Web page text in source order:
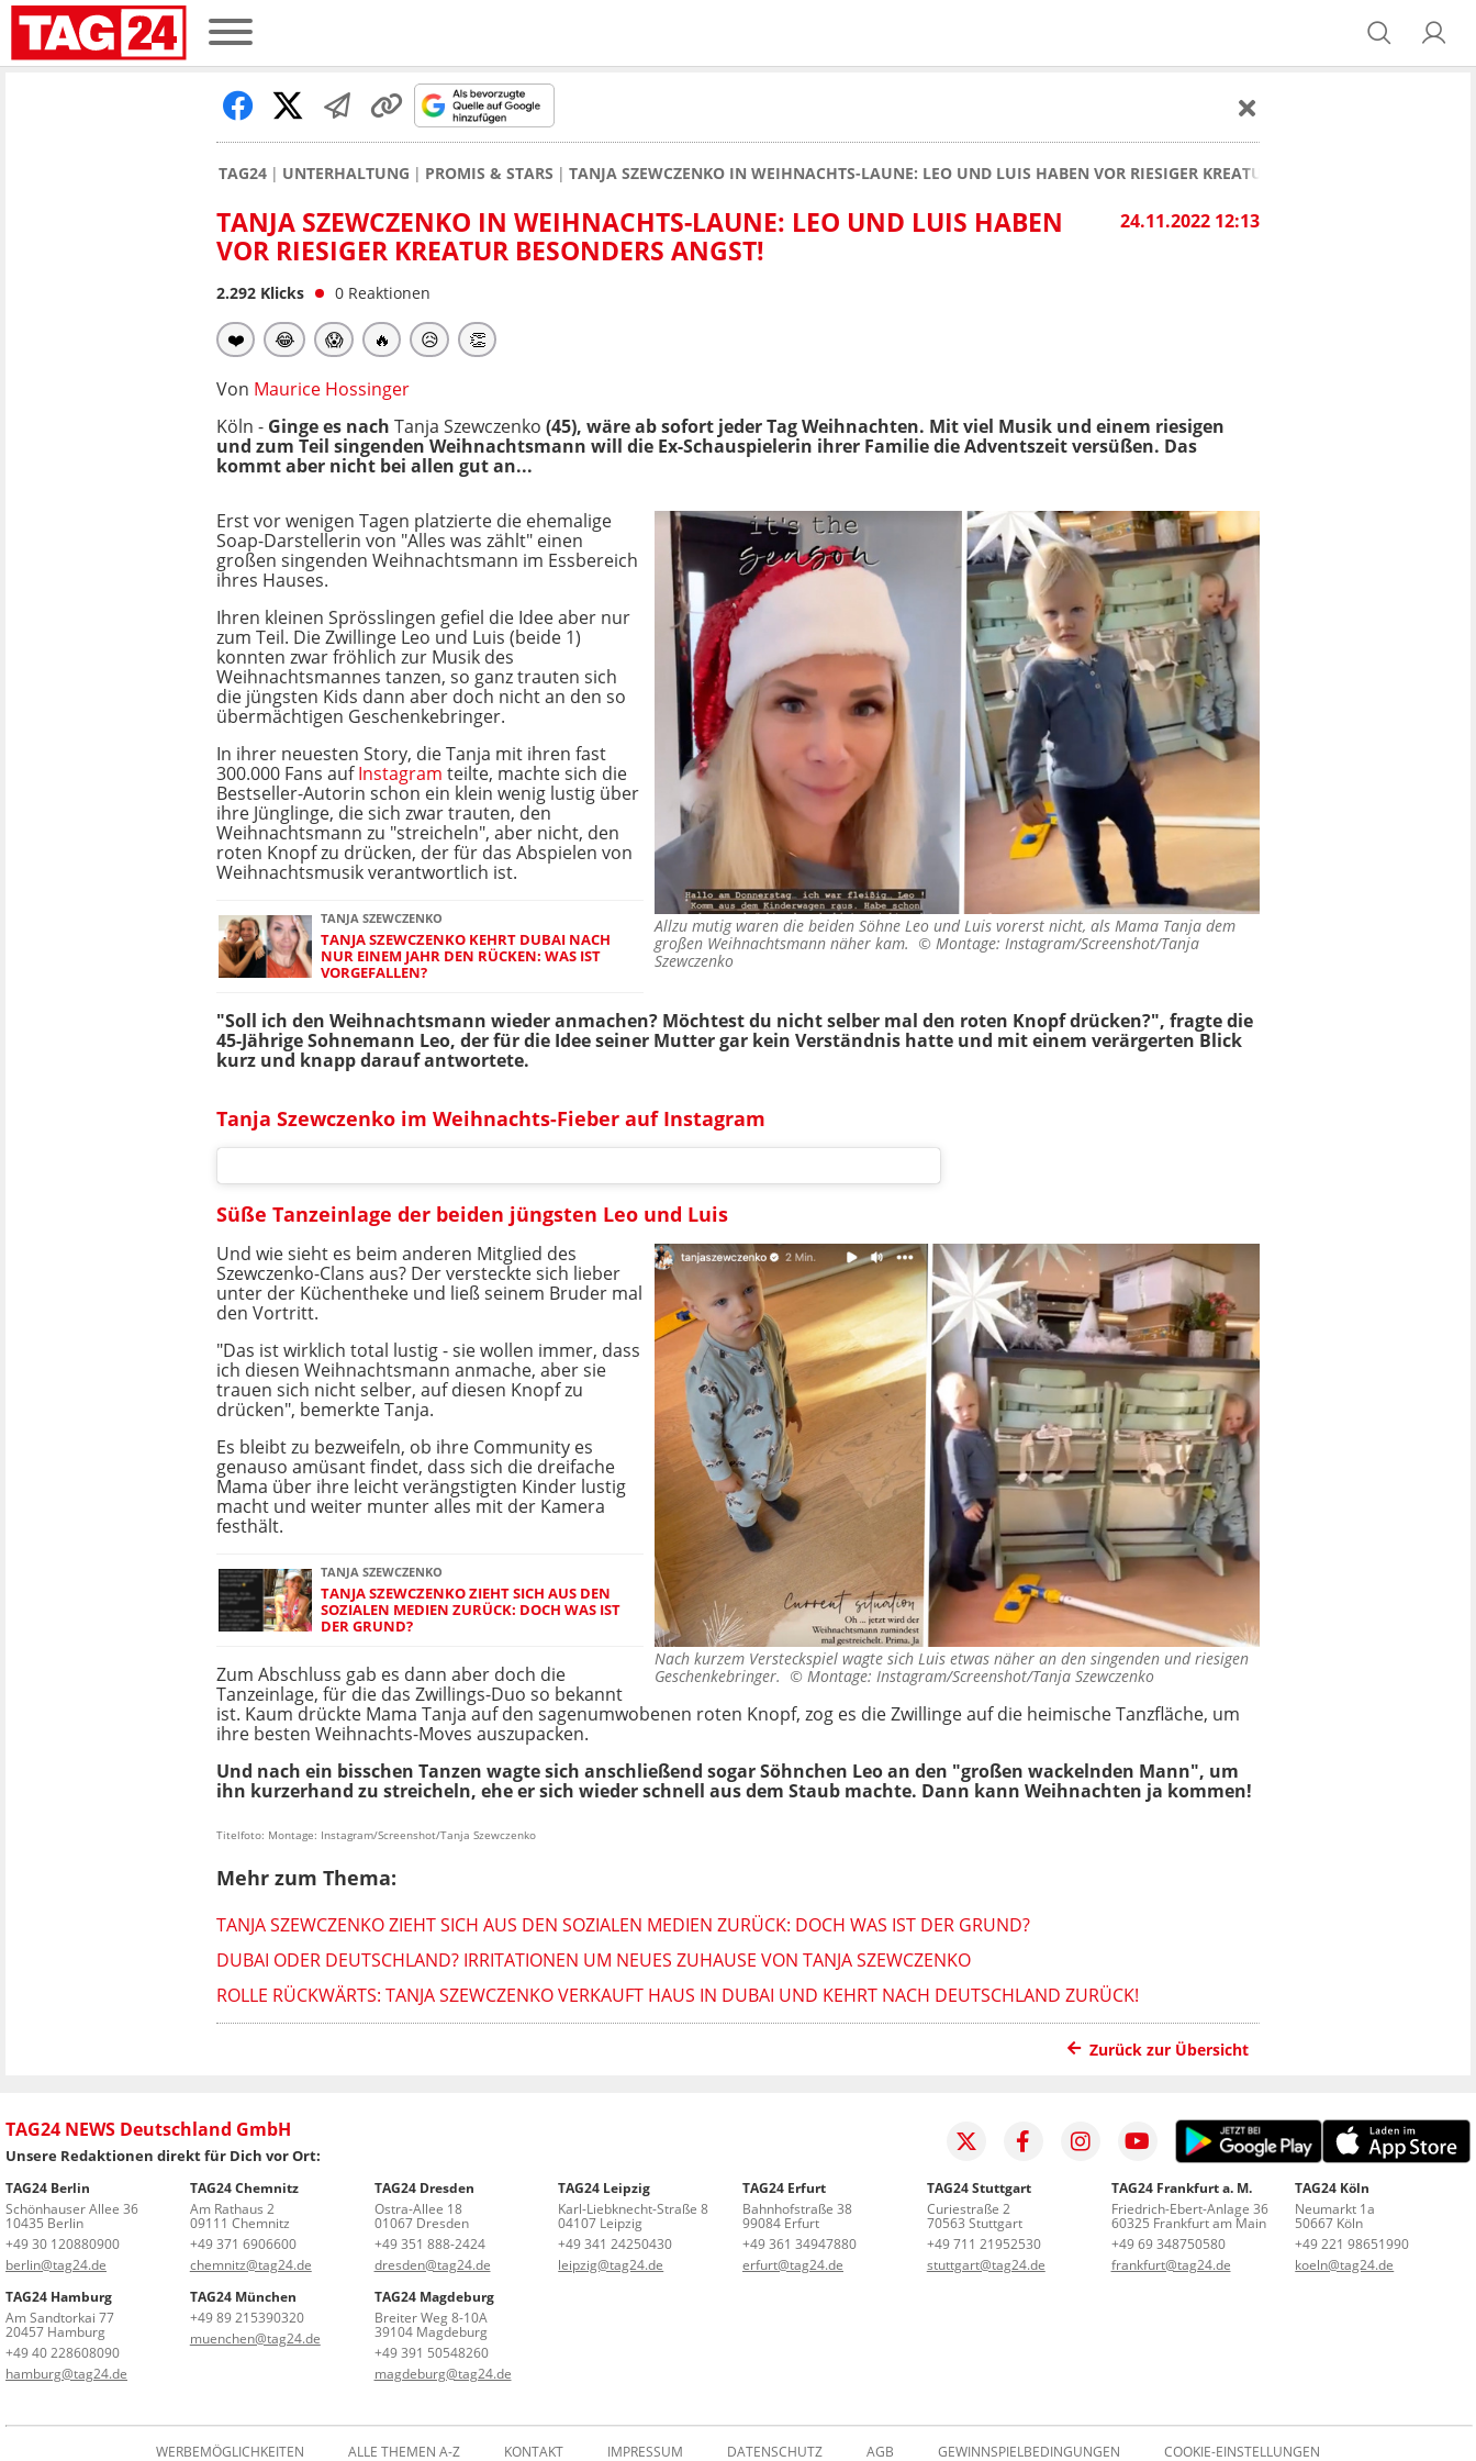
TAG24 UNTERHALTUNG PROMIS & STARS TANJA SZEWCZENKO IN WEIHNACHTS-LAUNE: LEO UND LUIS HABEN VOR RIESIGER KREATUR BESONDERS ANGST!
24.11.2022 12:13
TANJA SZEWCZENKO IN WEIHNACHTS-LAUNE: LEO UND LUIS HABEN
VOR RIESIGER KREATUR BESONDERS ANGST!
2.292 Klicks 0 Reaktionen
❤️ 😂 😱 🔥 😥 👏
Von Maurice Hossinger
Köln - Ginge es nach Tanja Szewczenko (45), wäre ab sofort jeder Tag Weihnachten. Mit viel Musik und einem riesigen
und zum Teil singenden Weihnachtsmann will die Ex-Schauspielerin ihrer Familie die Adventszeit versüßen. Das
kommt aber nicht bei allen gut an...
Allzu mutig waren die beiden Söhne Leo und Luis vorerst nicht, als Mama Tanja dem
großen Weihnachtsmann näher kam. © Montage: Instagram/Screenshot/Tanja
Szewczenko
Erst vor wenigen Tagen platzierte die ehemalige
Soap-Darstellerin von "Alles was zählt" einen
großen singenden Weihnachtsmann im Essbereich
ihres Hauses.
Ihren kleinen Sprösslingen gefiel die Idee aber nur
zum Teil. Die Zwillinge Leo und Luis (beide 1)
konnten zwar fröhlich zur Musik des
Weihnachtsmannes tanzen, so ganz trauten sich
die jüngsten Kids dann aber doch nicht an den so
übermächtigen Geschenkebringer.
In ihrer neuesten Story, die Tanja mit ihren fast
300.000 Fans aufInstagram teilte, machte sich die
Bestseller-Autorin schon ein klein wenig lustig über
ihre Jünglinge, die sich zwar trauten, den
Weihnachtsmann zu "streicheln", aber nicht, den
roten Knopf zu drücken, der für das Abspielen von
Weihnachtsmusik verantwortlich ist.
TANJA SZEWCZENKO
TANJA SZEWCZENKO KEHRT DUBAI NACH
NUR EINEM JAHR DEN RÜCKEN: WAS IST
VORGEFALLEN?
"Soll ich den Weihnachtsmann wieder anmachen? Möchtest du nicht selber mal den roten Knopf drücken?", fragte die
45-Jährige Sohnemann Leo, der für die Idee seiner Mutter gar kein Verständnis hatte und mit einem verärgerten Blick
kurz und knapp darauf antwortete.
Tanja Szewczenko im Weihnachts-Fieber auf Instagram
Süße Tanzeinlage der beiden jüngsten Leo und Luis
Nach kurzem Versteckspiel wagte sich Luis etwas näher an den singenden und riesigen
Geschenkebringer. © Montage: Instagram/Screenshot/Tanja Szewczenko
Und wie sieht es beim anderen Mitglied des
Szewczenko-Clans aus? Der versteckte sich lieber
unter der Küchentheke und ließ seinem Bruder mal
den Vortritt.
"Das ist wirklich total lustig - sie wollen immer, dass
ich diesen Weihnachtsmann anmache, aber sie
trauen sich nicht selber, auf diesen Knopf zu
drücken", bemerkte Tanja.
Es bleibt zu bezweifeln, ob ihre Community es
genauso amüsant findet, dass sich die dreifache
Mama über ihre leicht verängstigten Kinder lustig
macht und weiter munter alles mit der Kamera
festhält.
TANJA SZEWCZENKO
TANJA SZEWCZENKO ZIEHT SICH AUS DEN
SOZIALEN MEDIEN ZURÜCK: DOCH WAS IST
DER GRUND?
Zum Abschluss gab es dann aber doch die
Tanzeinlage, für die das Zwillings-Duo so bekannt
ist. Kaum drückte Mama Tanja auf den sagenumwobenen roten Knopf, zog es die Zwillinge auf die heimische Tanzfläche, um
ihre besten Weihnachts-Moves auszupacken.
Und nach ein bisschen Tanzen wagte sich anschließend sogar Söhnchen Leo an den "großen wackelnden Mann", um
ihn kurzerhand zu streicheln, ehe er sich wieder schnell aus dem Staub machte. Dann kann Weihnachten ja kommen!
Titelfoto: Montage: Instagram/Screenshot/Tanja Szewczenko
Mehr zum Thema:
TANJA SZEWCZENKO ZIEHT SICH AUS DEN SOZIALEN MEDIEN ZURÜCK: DOCH WAS IST DER GRUND?
DUBAI ODER DEUTSCHLAND? IRRITATIONEN UM NEUES ZUHAUSE VON TANJA SZEWCZENKO
ROLLE RÜCKWÄRTS: TANJA SZEWCZENKO VERKAUFT HAUS IN DUBAI UND KEHRT NACH DEUTSCHLAND ZURÜCK!
Zurück zur Übersicht
TAG24 NEWS Deutschland GmbH
Unsere Redaktionen direkt für Dich vor Ort:
TAG24 Berlin
Schönhauser Allee 36
10435 Berlin
+49 30 120880900
berlin@tag24.de
TAG24 Chemnitz
Am Rathaus 2
09111 Chemnitz
+49 371 6906600
chemnitz@tag24.de
TAG24 Dresden
Ostra-Allee 18
01067 Dresden
+49 351 888-2424
dresden@tag24.de
TAG24 Leipzig
Karl-Liebknecht-Straße 8
04107 Leipzig
+49 341 24250430
leipzig@tag24.de
TAG24 Erfurt
Bahnhofstraße 38
99084 Erfurt
+49 361 34947880
erfurt@tag24.de
TAG24 Stuttgart
Curiestraße 2
70563 Stuttgart
+49 711 21952530
stuttgart@tag24.de
TAG24 Frankfurt a. M.
Friedrich-Ebert-Anlage 36
60325 Frankfurt am Main
+49 69 348750580
frankfurt@tag24.de
TAG24 Köln
Neumarkt 1a
50667 Köln
+49 221 98651990
koeln@tag24.de
TAG24 Hamburg
Am Sandtorkai 77
20457 Hamburg
+49 40 228608090
hamburg@tag24.de
TAG24 München
+49 89 215390320
muenchen@tag24.de
TAG24 Magdeburg
Breiter Weg 8-10A
39104 Magdeburg
+49 391 50548260
magdeburg@tag24.de
WERBEMÖGLICHKEITEN ALLE THEMEN A-Z KONTAKT IMPRESSUM DATENSCHUTZ AGB GEWINNSPIELBEDINGUNGEN COOKIE-EINSTELLUNGEN